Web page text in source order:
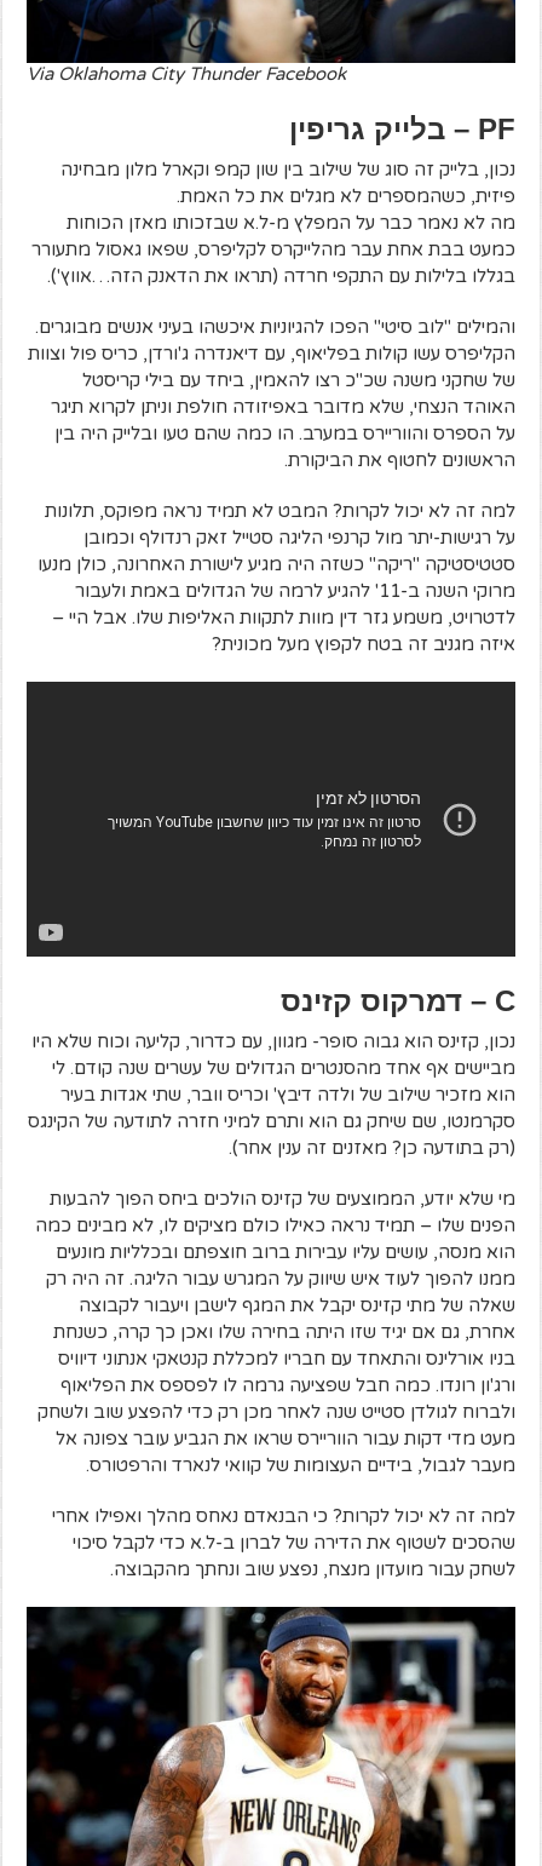
Via Oklahoma City Thunder Facebook
PF – בלייק גריפין
נכון, בלייק זה סוג של שילוב בין שון קמפ וקארל מלון מבחינה
פיזית, כשהמספרים לא מגלים את כל האמת.
מה לא נאמר כבר על המפלץ מ-ל.א שבזכותו מאזן הכוחות
כמעט בבת אחת עבר מהלייקרס לקליפרס, שפאו גאסול מתעורר
בגללו בלילות עם התקפי חרדה (תראו את הדאנק הזה…אווץ').
והמילים "לוב סיטי" הפכו להגיוניות איכשהו בעיני אנשים מבוגרים.
הקליפרס עשו קולות בפליאוף, עם דיאנדרה ג'ורדן, כריס פול וצוות
של שחקני משנה שכ"כ רצו להאמין, ביחד עם בילי קריסטל
האוהד הנצחי, שלא מדובר באפיזודה חולפת וניתן לקרוא תיגר
על הספרס והווריירס במערב. הו כמה שהם טעו ובלייק היה בין
הראשונים לחטוף את הביקורת.
למה זה לא יכול לקרות? המבט לא תמיד נראה מפוקס, תלונות
על רגישות-יתר מול קרנפי הליגה סטייל זאק רנדולף וכמובן
סטטיסטיקה "ריקה" כשזה היה מגיע לישורת האחרונה, כולן מנעו
מרוקי השנה ב-11' להגיע לרמה של הגדולים באמת ולעבור
לדטרויט, משמע גזר דין מוות לתקוות האליפות שלו. אבל היי –
איזה מגניב זה בטח לקפוץ מעל מכונית?
C – דמרקוס קזינס
נכון, קזינס הוא גבוה סופר- מגוון, עם כדרור, קליעה וכוח שלא היו
מביישים אף אחד מהסנטרים הגדולים של עשרים שנה קודם. לי
הוא מזכיר שילוב של ולדה דיבץ' וכריס וובר, שתי אגדות בעיר
סקרמנטו, שם שיחק גם הוא ותרם למיני חזרה לתודעה של הקינגס
(רק בתודעה כן? מאזנים זה ענין אחר).
מי שלא יודע, הממוצעים של קזינס הולכים ביחס הפוך להבעות
הפנים שלו – תמיד נראה כאילו כולם מציקים לו, לא מבינים כמה
הוא מנסה, עושים עליו עבירות ברוב חוצפתם ובכלליות מונעים
ממנו להפוך לעוד איש שיווק על המגרש עבור הליגה. זה היה רק
שאלה של מתי קזינס יקבל את המגף לישבן ויעבור לקבוצה
אחרת, גם אם יגיד שזו היתה בחירה שלו ואכן כך קרה, כשנחת
בניו אורלינס והתאחד עם חבריו למכללת קנטאקי אנתוני דיוויס
ורג'ון רונדו. כמה חבל שפציעה גרמה לו לפספס את הפליאוף
ולברוח לגולדן סטייט שנה לאחר מכן רק כדי להפצע שוב ולשחק
מעט מדי דקות עבור הווריירס שראו את הגביע עובר צפונה אל
מעבר לגבול, בידיים העצומות של קוואי לנארד והרפטורס.
למה זה לא יכול לקרות? כי הבנאדם נאחס מהלך ואפילו אחרי
שהסכים לשטוף את הדירה של לברון ב-ל.א כדי לקבל סיכוי
לשחק עבור מועדון מנצח, נפצע שוב ונחתך מהקבוצה.